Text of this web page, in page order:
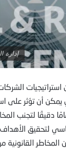
إدارة
استراتيجيات
يمكن أن تؤثر على
دقيقًا لتجنب
لتحقيق الأهداف
القانونية